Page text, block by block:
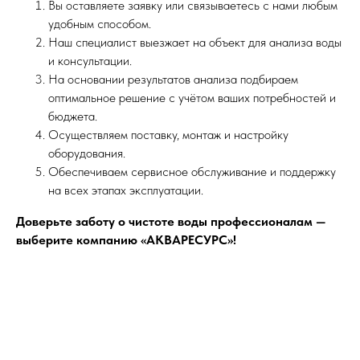
Вы оставляете заявку или связываетесь с нами любым
удобным способом.
Наш специалист выезжает на объект для анализа воды
и консультации.
На основании результатов анализа подбираем
оптимальное решение с учётом ваших потребностей и
бюджета.
Осуществляем поставку, монтаж и настройку
оборудования.
Обеспечиваем сервисное обслуживание и поддержку
на всех этапах эксплуатации.
Доверьте заботу о чистоте воды профессионалам —
выберите компанию «АКВАРЕСУРС»!